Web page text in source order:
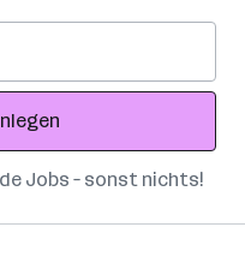
Jobs – sonst nichts!